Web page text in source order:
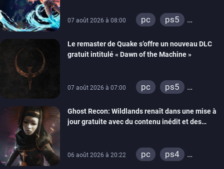
07 août 2026 à 08:00 pc
ps5
Le remaster de Quake s’offre un nouveau DLC
gratuit intitulé « Dawn of the Machine »
07 août 2026 à 07:00 pc
ps5
switch
ps4
xbox one
Ghost Recon: Wildlands renaît dans une mise à
jour gratuite avec du contenu inédit et des
06 août 2026 à 20:22 pc
ps4